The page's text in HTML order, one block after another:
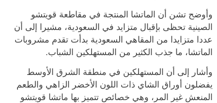
وأوضح تشن أن الماتشا المنتجة في مقاطعة قويتشو
الصينية تحظى بإقبال متزايد في السعودية، مشيرا إلى أن
عددا متزايدا من المقاهي السعودية بدأت تقدم مشروبات
الماتشا، ما جذب الكثير من المستهلكين الشباب.
وأشار إلى أن المستهلكين في منطقة الشرق الأوسط
يفضلون أوراق الشاي ذات اللون الأخضر الزاهي والطعم
المنعش غير المر، وهي خصائص تتميز بها ماتشا قويتشو